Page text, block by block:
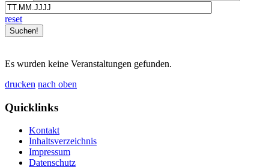
reset
Es wurden keine Veranstaltungen gefunden.
drucken nach oben
Quicklinks
Kontakt
Inhaltsverzeichnis
Impressum
Datenschutz